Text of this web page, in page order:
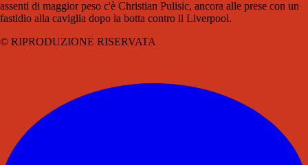
assenti di maggior peso c'è Christian Pulisic, ancora alle prese con un
fastidio alla caviglia dopo la botta contro il Liverpool.
© RIPRODUZIONE RISERVATA